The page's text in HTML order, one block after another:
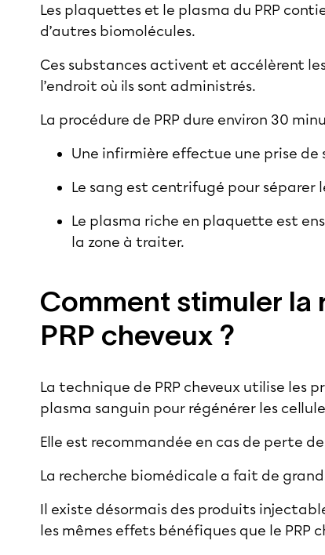
Les plaquettes et le plasma du PRP
d’autres biomolécules.
Ces substances activent et accélèrent
l’endroit où ils sont administrés.
La procédure de PRP dure environ 30
Une infirmière effectue une prise de
Le sang est centrifugé pour séparer
Le plasma riche en plaquette est
la zone à traiter.
Comment stimuler la
PRP cheveux ?
La technique de PRP cheveux utilise les
plasma sanguin pour régénérer les
Elle est recommandée en cas de perte
La recherche biomédicale a fait de
Il existe désormais des produits
les mêmes effets bénéfiques que le PRP